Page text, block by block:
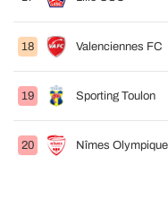
18 Valenciennes FC
19 Sporting Toulon
20 Nîmes Olympique